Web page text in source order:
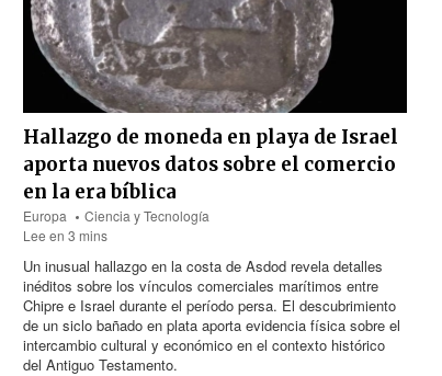
Hallazgo de moneda en playa de Israel
aporta nuevos datos sobre el comercio
en la era bíblica
Europa
Ciencia y Tecnología
Lee en 3 mins
Un inusual hallazgo en la costa de Asdod revela detalles
inéditos sobre los vínculos comerciales marítimos entre
Chipre e Israel durante el período persa. El descubrimiento
de un siclo bañado en plata aporta evidencia física sobre el
intercambio cultural y económico en el contexto histórico
del Antiguo Testamento.